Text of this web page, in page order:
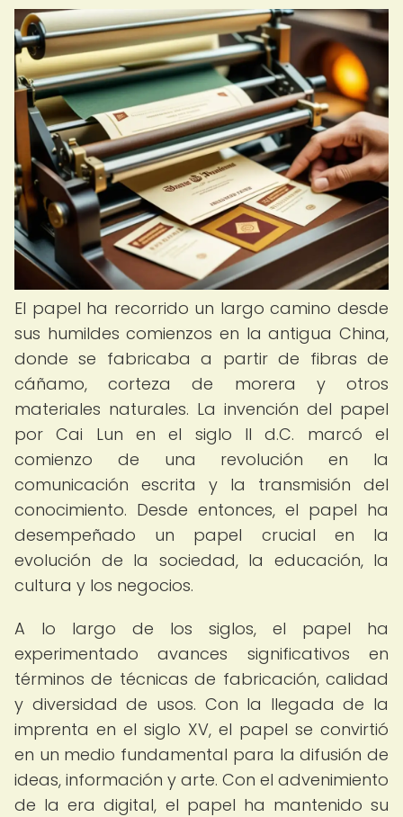
El papel ha recorrido un largo camino desde
sus humildes comienzos en la antigua China,
donde se fabricaba a partir de fibras de
cáñamo, corteza de morera y otros
materiales naturales. La invención del papel
por Cai Lun en el siglo II d.C. marcó el
comienzo de una revolución en la
comunicación escrita y la transmisión del
conocimiento. Desde entonces, el papel ha
desempeñado un papel crucial en la
evolución de la sociedad, la educación, la
cultura y los negocios.
A lo largo de los siglos, el papel ha
experimentado avances significativos en
términos de técnicas de fabricación, calidad
y diversidad de usos. Con la llegada de la
imprenta en el siglo XV, el papel se convirtió
en un medio fundamental para la difusión de
ideas, información y arte. Con el advenimiento
de la era digital, el papel ha mantenido su